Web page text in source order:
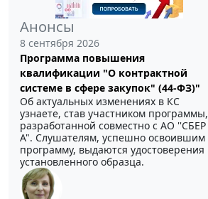
Анонсы
8 сентября 2026
Программа повышения
квалификации "О контрактной
системе в сфере закупок" (44-ФЗ)"
Об актуальных изменениях в КС
узнаете, став участником программы,
разработанной совместно с АО ''СБЕР
А". Слушателям, успешно освоившим
программу, выдаются удостоверения
установленного образца.